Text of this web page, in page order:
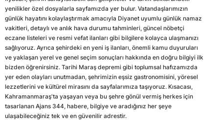
yenilikler özel dosyalarla sayfamızda yer bulur. Vatandaşlarımızın
günlük hayatını kolaylaştırmak amacıyla Diyanet uyumlu günlük namaz
vakitleri, detaylı ve anlık hava durumu tahminleri, güncel nöbetçi
eczane listeleri ve resmi vefat ilanları gibi bilgilere kolayca ulaşmanızı
sağlıyoruz. Ayrıca şehirdeki en yeni iş ilanları, önemli kamu duyuruları
ve yaklaşan yerel ve genel seçim sonuçları hakkında en doğru bilgiyi ilk
bizden öğrenirsiniz. Tarihi Maraş depremi gibi toplumsal hafızamızda
yer eden olayları unutmadan, şehrimizin eşsiz gastronomisini, yöresel
lezzetlerini ve kültürel mirasını da sayfalarımıza taşıyoruz. Kısacası,
Kahramanmaraş'ta yaşayan veya bu şehre gönül vermiş herkes için
tasarlanan Ajans 344, habere, bilgiye ve aradığınız her şeye
ulaşabileceğiniz tek ve en güvenilir adrestir.